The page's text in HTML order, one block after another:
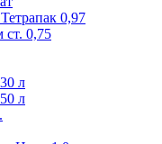
0,97
0,75
л
л